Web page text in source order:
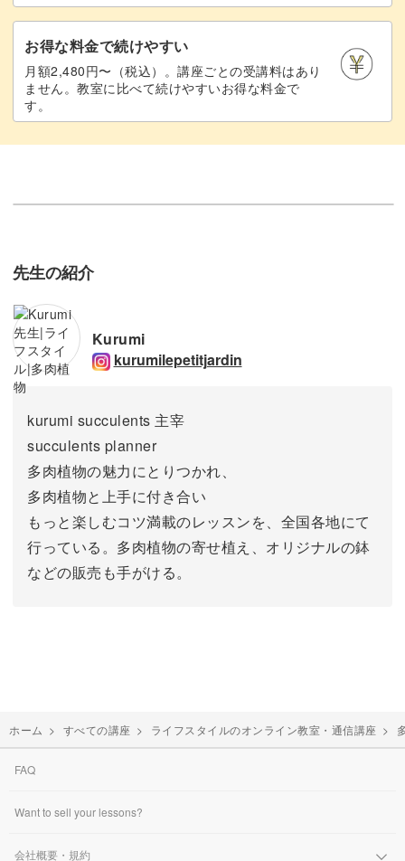
お得な料金で続けやすい
月額2,480円〜（税込）。講座ごとの受講料はあり
ません。教室に比べて続けやすいお得な料金で
す。
先生の紹介
Kurumi
kurumilepetitjardin
kurumi succulents 主宰
succulents planner
多肉植物の魅力にとりつかれ、
多肉植物と上手に付き合い
もっと楽しむコツ満載のレッスンを、全国各地にて
行っている。多肉植物の寄せ植え、オリジナルの鉢
などの販売も手がける。
ホーム > すべての講座 > ライフスタイルのオンライン教室・通信講座 >
FAQ
Want to sell your lessons?
会社概要・規約